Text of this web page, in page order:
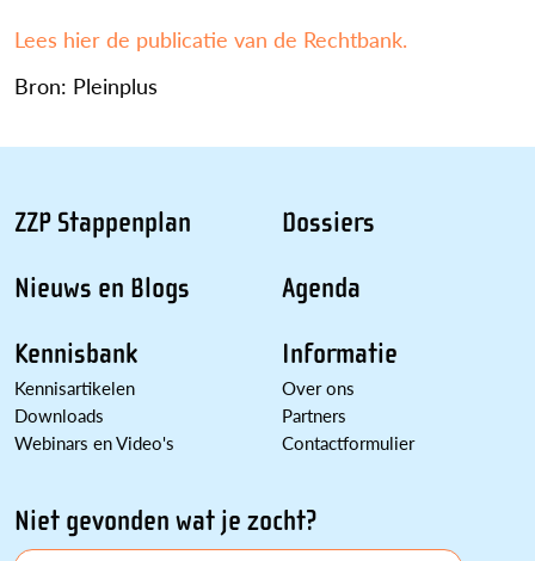
Lees hier de publicatie van de Rechtbank.
Bron: Pleinplus
ZZP Stappenplan
Nieuws en Blogs
Kennisbank
Kennisartikelen
Downloads
Webinars en Video's
Dossiers
Agenda
Informatie
Over ons
Partners
Contactformulier
Niet gevonden wat je zocht?